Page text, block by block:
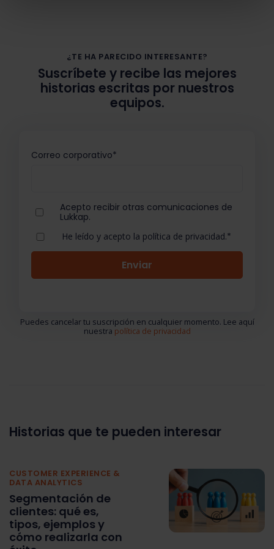
¿TE HA PARECIDO INTERESANTE?
Suscríbete y recibe las mejores
historias escritas por nuestros
equipos.
Correo corporativo*
Acepto recibir otras comunicaciones de
Lukkap.
He leído y acepto la política de privacidad.*
Puedes cancelar tu suscripción en cualquier momento. Lee aquí
nuestra política de privacidad
Historias que te pueden interesar
CUSTOMER EXPERIENCE &
DATA ANALYTICS
Segmentación de
clientes: qué es,
tipos, ejemplos y
cómo realizarla con